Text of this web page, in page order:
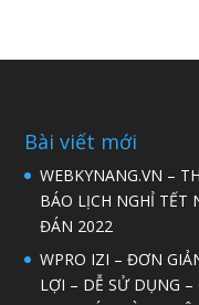
Bài viết mới
WEBKYNANG.VN –
BÁO LỊCH NGHỈ TẾT
ĐÁN 2022
WPRO IZI – ĐƠN
LỢI – DỄ SỬ DỤNG –